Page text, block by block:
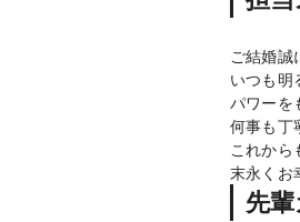
ご結婚誠
いつも明
パワーを
何事も丁
これから
末永くお
先